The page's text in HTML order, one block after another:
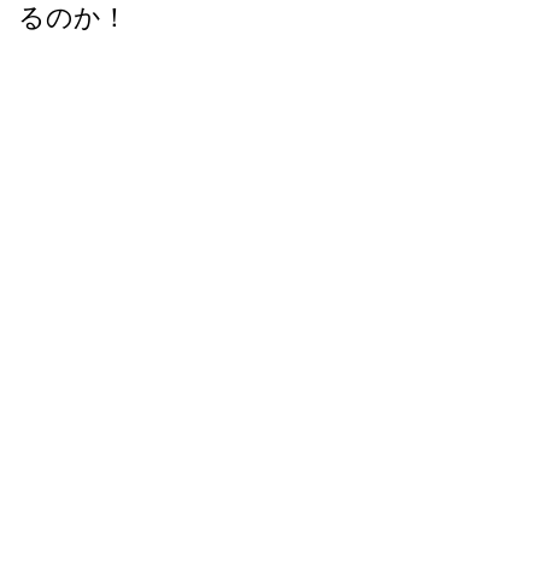
るのか！